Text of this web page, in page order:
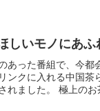
しいモノにあふ
あった番組で、今都
ンクに入れる中国
れました。 極上の